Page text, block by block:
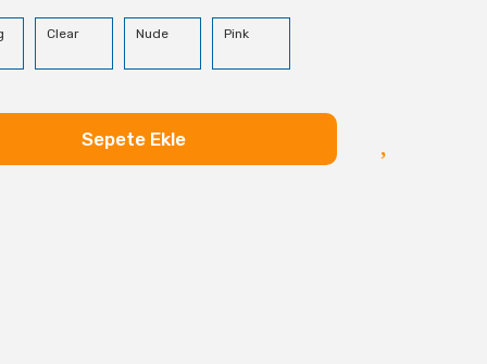
Clear Nude Pink
Sepete Ekle